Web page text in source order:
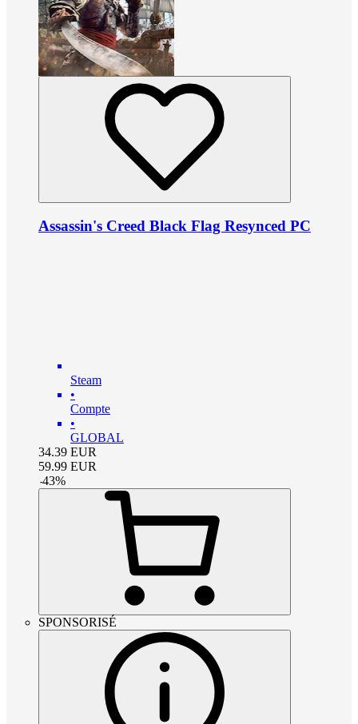
Assassin's Creed Black Flag Resynced PC
Steam
•
Compte
•
GLOBAL
34.39 EUR
59.99 EUR
-43%
SPONSORISÉ